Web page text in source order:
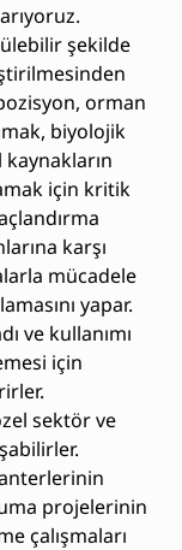
şekilde
orman
biyolojik
için kritik
karşı
mücadele
yapar.
ve kullanımı
için
sektör ve
projelerinin
çalışmaları